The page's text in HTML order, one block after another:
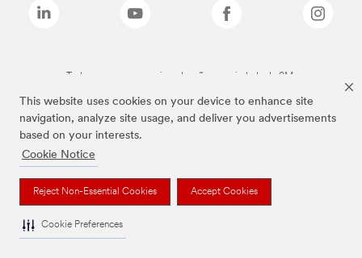
This website uses cookies on your device to enhance site
navigation, analyze site usage, and deliver you advertisements
based on your interests.
Cookie Notice
Reject Non-Essential Cookies Accept Cookies
Cookie Preferences
Todas as marcas mencionadas são propriedade da 3M.